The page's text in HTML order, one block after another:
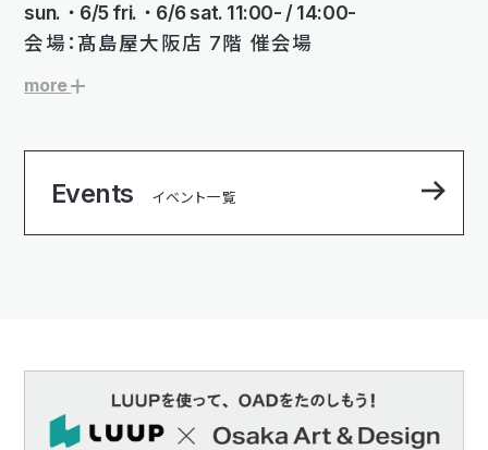
sun.・6/5 fri.・6/6 sat. 11:00- / 14:00-
会場：髙島屋大阪店 7階 催会場
more
Events イベント一覧